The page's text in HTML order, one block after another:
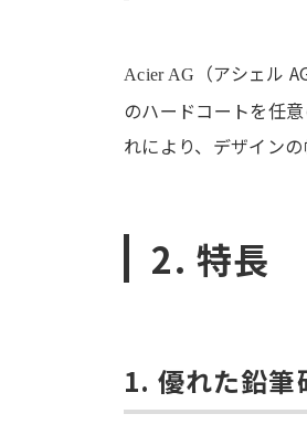
Acier AG
（アシェル
のハードコートを任
れにより、デザイン
2. 特長
1. 優れた鉛筆